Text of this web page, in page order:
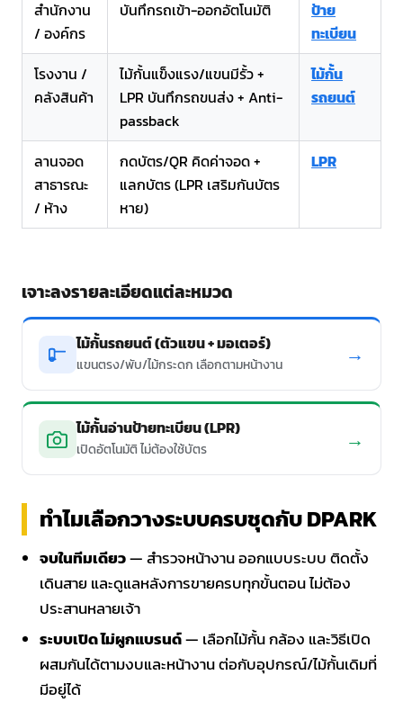
สำนักงาน
/ องค์กร
บันทึกรถเข้า-ออกอัตโนมัติ
ป้าย
ทะเบียน
โรงงาน /
คลังสินค้า
ไม้กั้นแข็งแรง/แขนมีรั้ว +
LPR บันทึกรถขนส่ง + Anti-
passback
ไม้กั้น
รถยนต์
ลานจอด
สาธารณะ
/ ห้าง
กดบัตร/QR คิดค่าจอด +
แลกบัตร (LPR เสริมกันบัตร
หาย)
LPR
เจาะลงรายละเอียดแต่ละหมวด
ไม้กั้นรถยนต์ (ตัวแขน + มอเตอร์)
แขนตรง/พับ/ไม้กระดก เลือกตามหน้างาน →
ไม้กั้นอ่านป้ายทะเบียน (LPR)
เปิดอัตโนมัติ ไม่ต้องใช้บัตร →
ทำไมเลือกวางระบบครบชุดกับ DPARK
จบในทีมเดียว— สำรวจหน้างาน ออกแบบระบบ ติดตั้ง
เดินสาย และดูแลหลังการขายครบทุกขั้นตอน ไม่ต้อง
ประสานหลายเจ้า
ระบบเปิด ไม่ผูกแบรนด์— เลือกไม้กั้น กล้อง และวิธีเปิด
ผสมกันได้ตามงบและหน้างาน ต่อกับอุปกรณ์/ไม้กั้นเดิมที่
มีอยู่ได้